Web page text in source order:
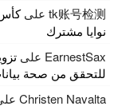
tk账号检测 على
نوايا مشترك
EarnestSax على
للتحقق من صحة
Christen Navalta